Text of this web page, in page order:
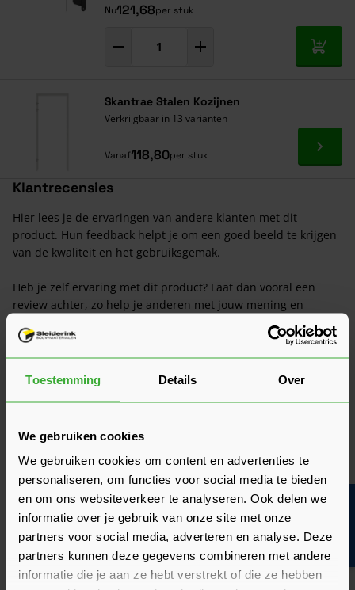
Toestemming Details Over
We gebruiken cookies
We gebruiken cookies om content en advertenties te
personaliseren, om functies voor social media te bieden
en om ons websiteverkeer te analyseren. Ook delen we
informatie over je gebruik van onze site met onze
partners voor social media, adverteren en analyse. Deze
partners kunnen deze gegevens combineren met andere
informatie die je aan ze hebt verstrekt of die ze hebben
Nu121,68per stuk
In
Skantrae Stalen Kozijnen
Verkrijgbaar in 13 varianten
Vanaf118,80per stuk Ga
Klantrecensies
Hier lees je de ervaringen van andere klanten met dit
product. Hun feedback helpt je om een goed beeld te krijgen
van de kwaliteit en het gebruiksgemak.
Heb je zelf ervaring met dit product? Laat dan vooral een
review achter, zo help je anderen met jouw mening en
voor je op een rij gezet zodat je snel verder kunt.
Kun je het antwoord op jouw vraag niet vinden? Neem dan
gerust contact op met een van onze experts we helpen je
graag verder!
Stel je vraag